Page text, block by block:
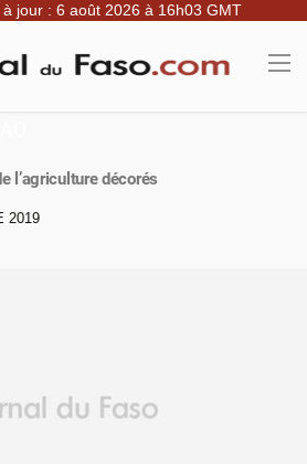
jour : 6 août 2026 à 16h03 GMT
l’agriculture décorés
2019